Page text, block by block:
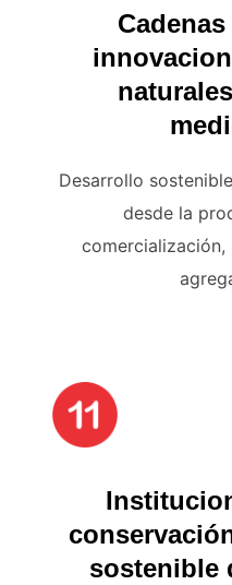
Desarrollo
desde la
sostenible